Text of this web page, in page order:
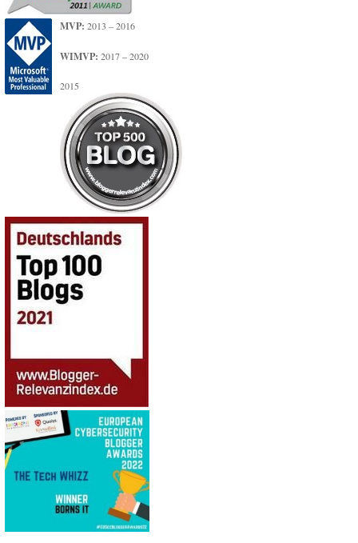
MVP: 2013 – 2016
WIMVP: 2017 – 2020
2015